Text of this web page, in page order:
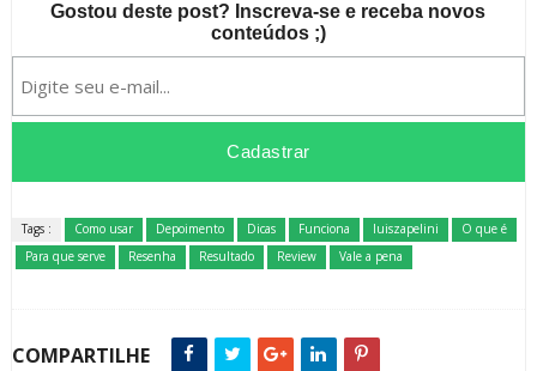
Gostou deste post? Inscreva-se e receba novos
conteúdos ;)
Tags : Como usar Depoimento Dicas Funciona luiszapelini
O que é
Para que serve
Resenha Resultado Review Vale a pena
COMPARTILHE